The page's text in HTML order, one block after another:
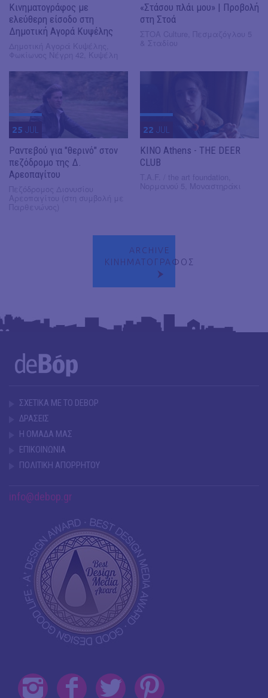
Κινηματογράφος με
ελεύθερη είσοδο στη
Δημοτική Αγορά Κυψέλης
«Στάσου πλάι μου» | Προβολή
στη Στοά
25 JUL
Ραντεβού για "θερινό" στον
πεζόδρομο της Δ.
Αρεοπαγίτου
22 JUL
KINO Athens - THE DEER
CLUB
ARCHIVE
ΚΙΝΗΜΑΤΟΓΡΑΦΟΣ
ΣΧΕΤΙΚΑ ΜΕ ΤΟ DEBOP
ΔΡΑΣΕΙΣ
Η ΟΜΑΔΑ ΜΑΣ
ΕΠΙΚΟΙΝΩΝΙΑ
ΠΟΛΙΤΙΚΗ ΑΠΟΡΡΗΤΟΥ
info@debop.gr